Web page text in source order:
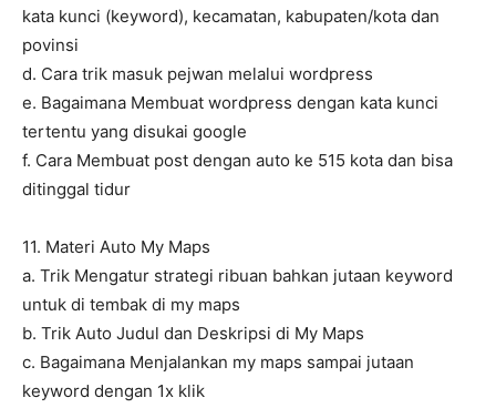
kata kunci (keyword), kecamatan, kabupaten/kota dan
povinsi
d. Cara trik masuk pejwan melalui wordpress
e. Bagaimana Membuat wordpress dengan kata kunci
tertentu yang disukai google
f. Cara Membuat post dengan auto ke 515 kota dan bisa
ditinggal tidur
11. Materi Auto My Maps
a. Trik Mengatur strategi ribuan bahkan jutaan keyword
untuk di tembak di my maps
b. Trik Auto Judul dan Deskripsi di My Maps
c. Bagaimana Menjalankan my maps sampai jutaan
keyword dengan 1x klik